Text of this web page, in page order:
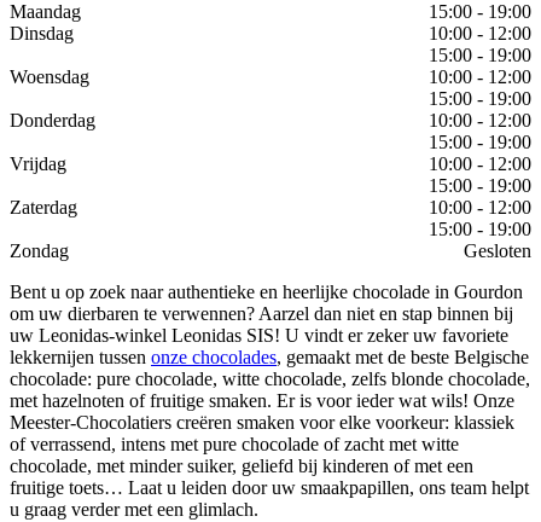
Maandag
15:00 - 19:00
Dinsdag
10:00 - 12:00
15:00 - 19:00
Woensdag
10:00 - 12:00
15:00 - 19:00
Donderdag
10:00 - 12:00
15:00 - 19:00
Vrijdag
10:00 - 12:00
15:00 - 19:00
Zaterdag
10:00 - 12:00
15:00 - 19:00
Zondag
Gesloten
Bent u op zoek naar authentieke en heerlijke chocolade in Gourdon
om uw dierbaren te verwennen? Aarzel dan niet en stap binnen bij
uw Leonidas-winkel Leonidas SIS! U vindt er zeker uw favoriete
lekkernijen tussen onze chocolades, gemaakt met de beste Belgische
chocolade: pure chocolade, witte chocolade, zelfs blonde chocolade,
met hazelnoten of fruitige smaken. Er is voor ieder wat wils! Onze
Meester-Chocolatiers creëren smaken voor elke voorkeur: klassiek
of verrassend, intens met pure chocolade of zacht met witte
chocolade, met minder suiker, geliefd bij kinderen of met een
fruitige toets… Laat u leiden door uw smaakpapillen, ons team helpt
u graag verder met een glimlach.